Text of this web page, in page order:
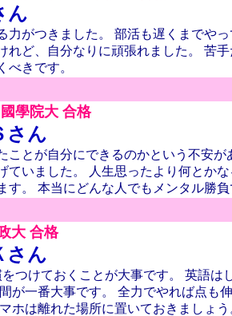
ん
力がつきました。 部活も遅くまでや
れど、自分なりに頑張れました。 苦
べきです。
學院大 合格
さん
ことが自分にできるのかという不安が
ていました。 人生思ったより何とか
す。 本当にどんな人でもメンタル勝
大 合格
さん
つけておくことが大事です。 英語は
が一番大事です。 全力でやれば点も
ホは離れた場所に置いておきましょう